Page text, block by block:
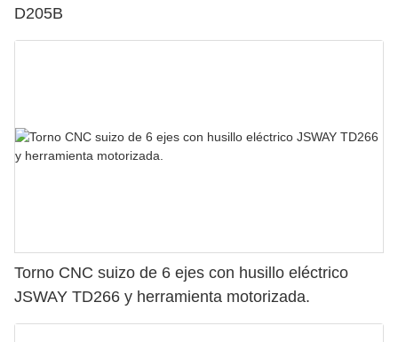
D205B
Torno CNC suizo de 6 ejes con husillo eléctrico
JSWAY TD266 y herramienta motorizada.